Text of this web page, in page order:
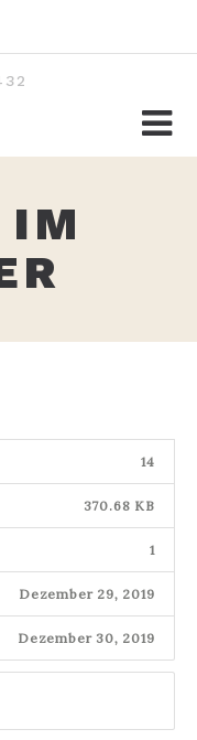
IM
14
370.68 KB
1
Dezember 29, 2019
Dezember 30, 2019